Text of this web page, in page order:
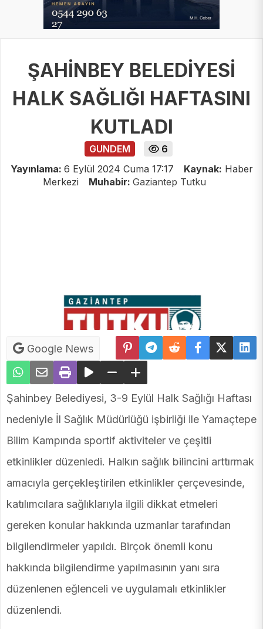
ŞAHİNBEY BELEDİYESİ
HALK SAĞLIĞI HAFTASINI
KUTLADI
GUNDEM
6
Yayınlama: 6 Eylül 2024 Cuma 17:17 Kaynak: Haber
Merkezi
Muhabir: Gaziantep Tutku
Google News
Şahinbey Belediyesi, 3-9 Eylül Halk Sağlığı Haftası
nedeniyle İl Sağlık Müdürlüğü işbirliği ile Yamaçtepe
Bilim Kampında sportif aktiviteler ve çeşitli
etkinlikler düzenledi. Halkın sağlık bilincini arttırmak
amacıyla gerçekleştirilen etkinlikler çerçevesinde,
katılımcılara sağlıklarıyla ilgili dikkat etmeleri
gereken konular hakkında uzmanlar tarafından
bilgilendirmeler yapıldı. Birçok önemli konu
hakkında bilgilendirme yapılmasının yanı sıra
düzenlenen eğlenceli ve uygulamalı etkinlikler
düzenlendi.